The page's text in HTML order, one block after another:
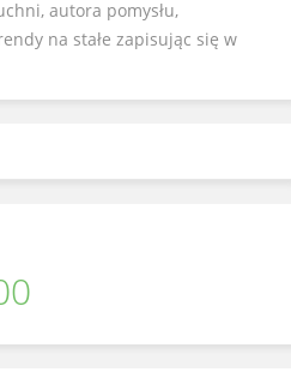
autora pomysłu,
na stałe zapisując się w